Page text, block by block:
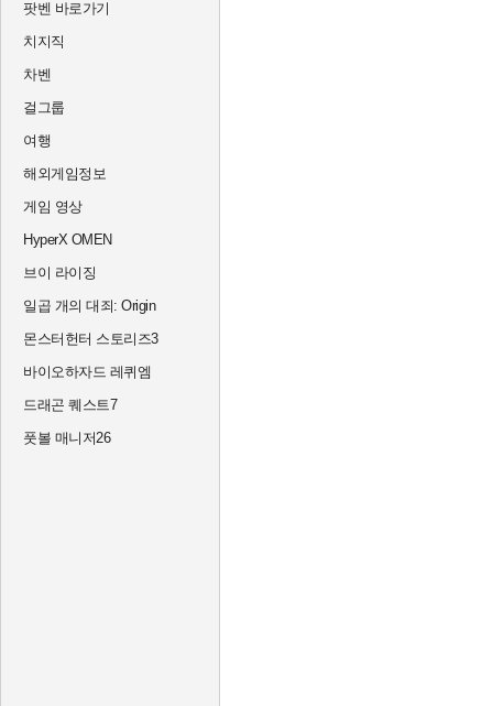
팟벤 바로가기
치지직
차벤
걸그룹
여행
해외게임정보
게임 영상
HyperX OMEN
브이 라이징
일곱 개의 대죄: Origin
몬스터헌터 스토리즈3
바이오하자드 레퀴엠
드래곤 퀘스트7
풋볼 매니저26